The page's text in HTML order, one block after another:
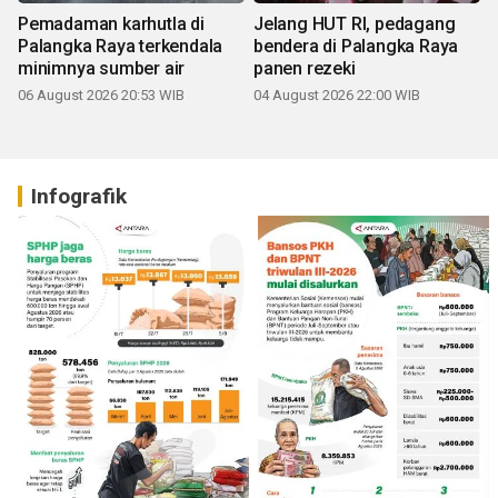
Pemadaman karhutla di
Palangka Raya terkendala
minimnya sumber air
06 August 2026 20:53 WIB
Jelang HUT RI, pedagang
bendera di Palangka Raya
panen rezeki
04 August 2026 22:00 WIB
Infografik